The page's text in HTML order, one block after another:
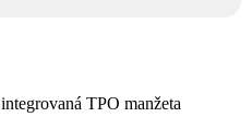
integrovaná TPO manžeta